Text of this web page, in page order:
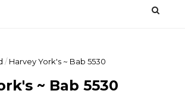
/ Harvey York's ~ Bab 5530
~ Bab 5530